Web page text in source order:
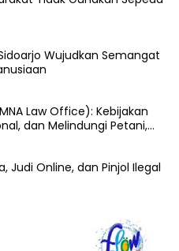
Wujudkan Semangat
Law Office): Kebijakan
dan Melindungi Petani,
Judi Online, dan Pinjol Ilegal